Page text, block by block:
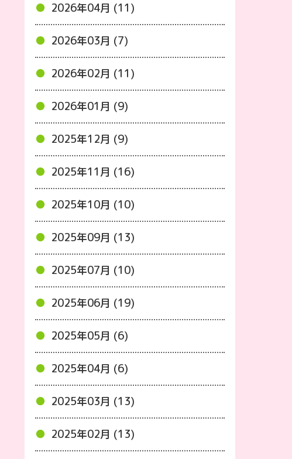
2026年04月 (11)
2026年03月 (7)
2026年02月 (11)
2026年01月 (9)
2025年12月 (9)
2025年11月 (16)
2025年10月 (10)
2025年09月 (13)
2025年07月 (10)
2025年06月 (19)
2025年05月 (6)
2025年04月 (6)
2025年03月 (13)
2025年02月 (13)